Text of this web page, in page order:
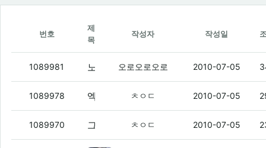
번호
제
목
작성자 작성일
1089981 오로오로오로 2010-07-05
1089978 (4)
ㅊㅇㄷ 2010-07-05
1089970 (1)
ㅊㅇㄷ 2010-07-05